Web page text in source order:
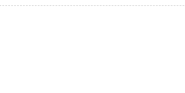
用火照子观测窑温曲线。当窑温达到1280